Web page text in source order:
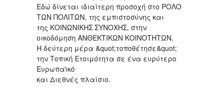
Εδώ δίνεται ιδιαίτερη προσοχή στο ΡΟΛΟ
ΤΩΝ ΠΟΛΙΤΩΝ, της εμπιστοσύνης και
της ΚΟΙΝΩΝΙΚΗΣ ΣΥΝΟΧΗΣ, στην
οικοδόμηση ΑΝΘΕΚΤΙΚΩΝ ΚΟΙΝΟΤΗΤΩΝ.
Η δεύτερη μέρα &quot;τοποθέτησε&quot;
την Τοπική Ετοιμότητα σε ένα ευρύτερο
Ευρωπαϊκό
και Διεθνές πλαίσιο.